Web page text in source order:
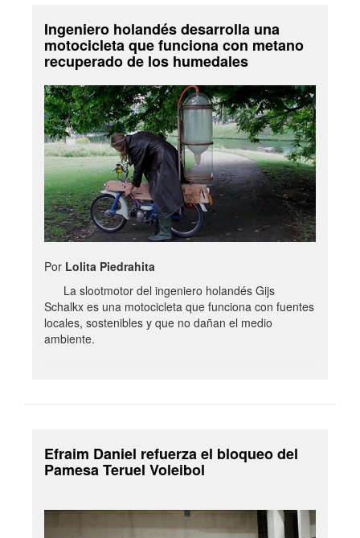
Ingeniero holandés desarrolla una
motocicleta que funciona con metano
recuperado de los humedales
Por Lolita Piedrahita
La slootmotor del ingeniero holandés Gijs
Schalkx es una motocicleta que funciona con fuentes
locales, sostenibles y que no dañan el medio
ambiente.
Efraim Daniel refuerza el bloqueo del
Pamesa Teruel Voleibol